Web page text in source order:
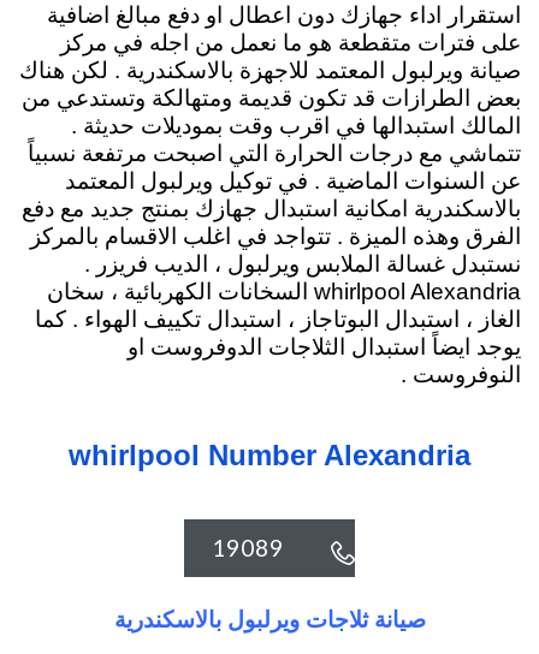
استقرار اداء جهازك دون اعطال او دفع مبالغ اضافية
على فترات متقطعة هو ما نعمل من اجله في مركز
صيانة ويرلبول المعتمد للاجهزة بالاسكندرية . لكن هناك
بعض الطرازات قد تكون قديمة ومتهالكة وتستدعي من
المالك استبدالها في اقرب وقت بموديلات حديثة .
تتماشي مع درجات الحرارة التي اصبحت مرتفعة نسبياً
عن السنوات الماضية . في توكيل ويرلبول المعتمد
بالاسكندرية امكانية استبدال جهازك بمنتج جديد مع دفع
الفرق وهذه الميزة . تتواجد في اغلب الاقسام بالمركز
نستبدل غسالة الملابس ويرلبول ، الديب فريزر .
whirlpool Alexandria السخانات الكهربائية
، سخان
الغاز ، استبدال البوتاجاز ، استبدال تكييف الهواء . كما
يوجد ايضاً استبدال الثلاجات الدوفروست او
النوفروست .
whirlpool Number Alexandria

19089
صيانة ثلاجات ويرلبول بالاسكندرية